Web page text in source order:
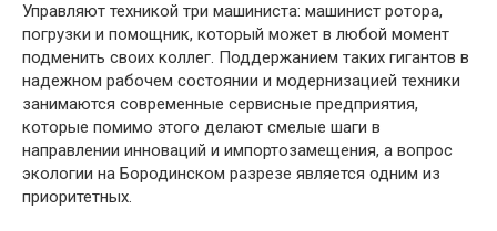
Управляют техникой три машиниста: машинист ротора,
погрузки и помощник, который может в любой момент
подменить своих коллег. Поддержанием таких гигантов в
надежном рабочем состоянии и модернизацией техники
занимаются современные сервисные предприятия,
которые помимо этого делают смелые шаги в
направлении инноваций и импортозамещения, а вопрос
экологии на Бородинском разрезе является одним из
приоритетных.